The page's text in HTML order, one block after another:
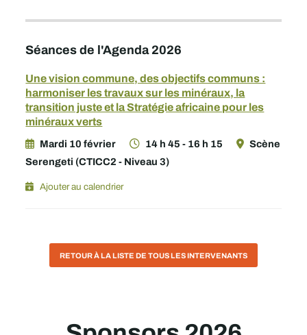
Séances de l'Agenda 2026
Une vision commune, des objectifs communs :
harmoniser les travaux sur les minéraux, la
transition juste et la Stratégie africaine pour les
minéraux verts
Mardi 10 février 14 h 45 - 16 h 15
Scène
Serengeti (CTICC2 - Niveau 3)
Ajouter au calendrier
RETOUR À LA LISTE DE TOUS LES INTERVENANTS